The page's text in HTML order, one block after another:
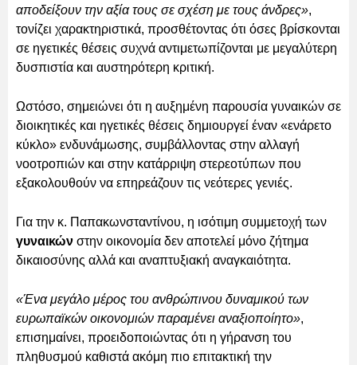
αποδείξουν την αξία τους σε σχέση με τους άνδρες»,
τονίζει χαρακτηριστικά, προσθέτοντας ότι όσες βρίσκονται
σε ηγετικές θέσεις συχνά αντιμετωπίζονται με μεγαλύτερη
δυσπιστία και αυστηρότερη κριτική.
Ωστόσο, σημειώνει ότι η αυξημένη παρουσία γυναικών σε
διοικητικές και ηγετικές θέσεις δημιουργεί έναν «ενάρετο
κύκλο» ενδυνάμωσης, συμβάλλοντας στην αλλαγή
νοοτροπιών και στην κατάρριψη στερεοτύπων που
εξακολουθούν να επηρεάζουν τις νεότερες γενιές.
Για την κ. Παπακωνσταντίνου, η ισότιμη συμμετοχή των
γυναικών στην οικονομία δεν αποτελεί μόνο ζήτημα
δικαιοσύνης αλλά και αναπτυξιακή αναγκαιότητα.
«Ένα μεγάλο μέρος του ανθρώπινου δυναμικού των
ευρωπαϊκών οικονομιών παραμένει αναξιοποίητο»,
επισημαίνει, προειδοποιώντας ότι η γήρανση του
πληθυσμού καθιστά ακόμη πιο επιτακτική την